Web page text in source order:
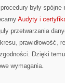
były spójne
Audyty i
przetwarzania
prawidłowość,
Dzięki
wymagania.